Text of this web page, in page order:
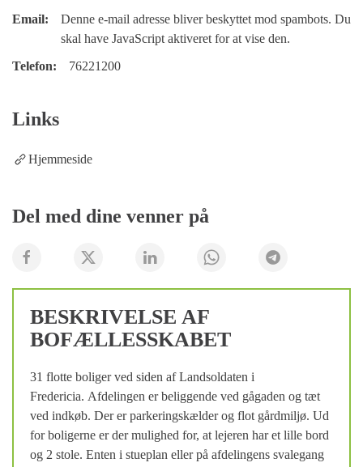
Email:
Denne e-mail adresse bliver beskyttet mod spambots. Du
skal have JavaScript aktiveret for at vise den.
Telefon:
76221200
Links
Hjemmeside
Del med dine venner på
BESKRIVELSE AF
BOFÆLLESSKABET
31 flotte boliger ved siden af Landsoldaten i
Fredericia. Afdelingen er beliggende ved gågaden og tæt
ved indkøb. Der er parkeringskælder og flot gårdmiljø. Ud
for boligerne er der mulighed for, at lejeren har et lille bord
og 2 stole. Enten i stueplan eller på afdelingens svalegang